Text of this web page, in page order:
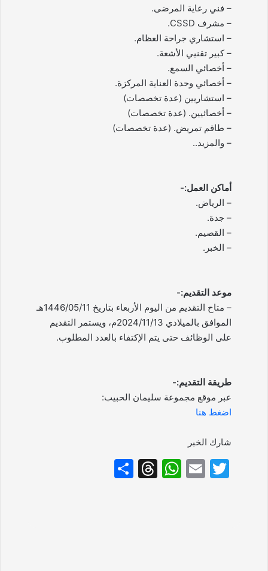
– فني رعاية المرضى.
– مشرف CSSD.
– استشاري جراحة العظام.
– كبير تقنيي الأشعة.
– أخصائي السمع.
– أخصائي وحدة العناية المركزة.
– استشاريين (عدة تخصصات)
– أخصائيين. (عدة تخصصات)
– طاقم تمريض. (عدة تخصصات)
– والمزيد..
أماكن العمل:-
– الرياض.
– جدة.
– القصيم.
– الخبر.
موعد التقديم:-
– متاح التقديم من اليوم الأربعاء بتاريخ 1446/05/11هـ
الموافق بالميلادي 2024/11/13م، ويستمر التقديم
على الوظائف حتى يتم الإكتفاء بالعدد المطلوب.
طريقة التقديم:-
عبر موقع مجموعة سليمان الحبيب:
اضغط هنا
شارك الخبر
T
E
W
T